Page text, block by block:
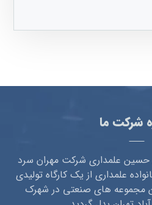
شرکت ما
آقای حسین علمداری شرکت مهران سرد
علمداری از یک کارگاه تولیدی
مجموعه های صنعتی در شهرک